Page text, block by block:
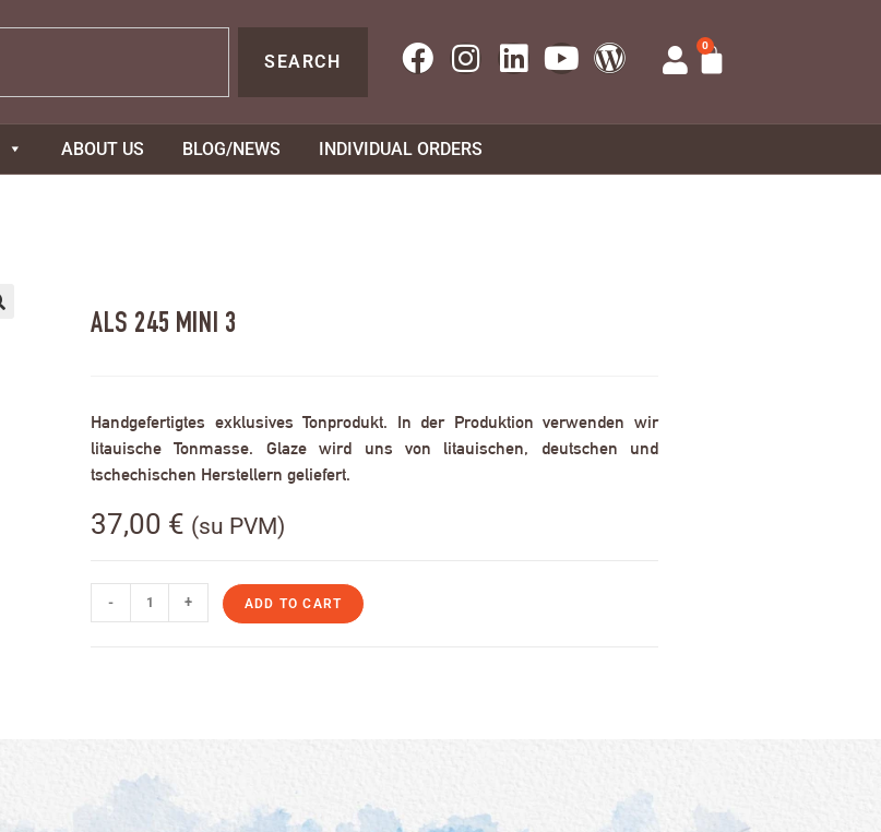
SEARCH
0
ABOUT US BLOG/NEWS INDIVIDUAL ORDERS
ALS 245 MINI 3
Handgefertigtes exklusives Tonprodukt. In der Produktion verwenden wir
litauische Tonmasse. Glaze wird uns von litauischen, deutschen und
tschechischen Herstellern geliefert.
37,00 € (su PVM)
- + ADD TO CART